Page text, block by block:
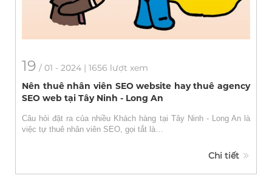
19 / 01 - 2024 | 1656 lượt xem
Nên thuê nhân viên SEO website hay thuê agency
SEO web tại Tây Ninh - Long An
Câu hỏi đặt ra của nhiều Khách hàng tại Tây Ninh - Long An là
việc tự thuê nhân viên SEO, gọi tắt là…
Chi tiết